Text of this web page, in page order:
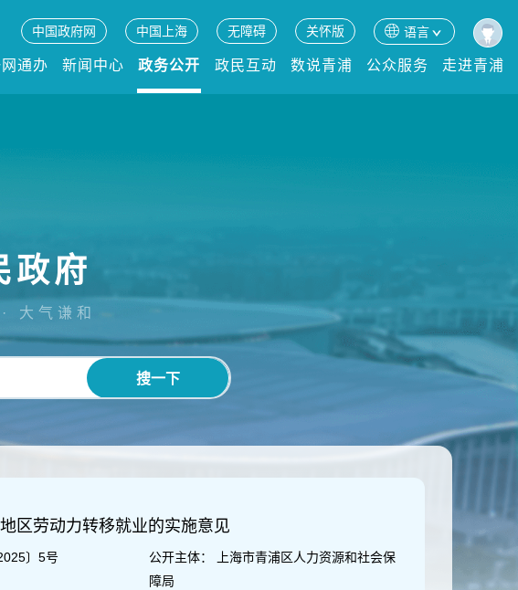
中国政府网 中国上海 无障碍 关怀版 语言
通办 新闻中心 政务公开 政民互动 数说青浦 公众服务 走进青浦
政府
大气谦和
搜一下
区劳动力转移就业的实施意见
〕5号 公开主体：
上海市青浦区人力资源和社会保
障局